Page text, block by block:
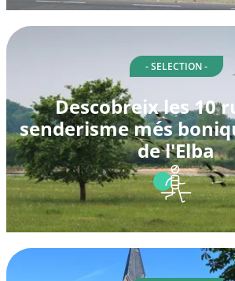
- SELECTION -
Descobreix les 10
senderisme més
de l'Elba